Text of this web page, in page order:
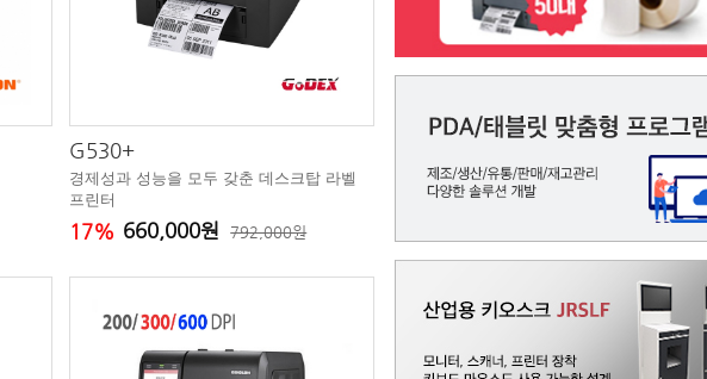
G530+
경제성과 성능을 모두 갖춘 데스크탑 라벨
프린터
17% 660,000원 792,000원